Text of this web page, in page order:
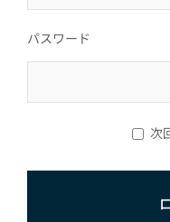
パスワード
次